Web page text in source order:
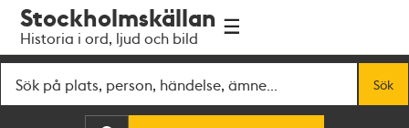
navigationen
huvudinnehållet
Stockholmskällan
Historia i ord, ljud och bild
Sök